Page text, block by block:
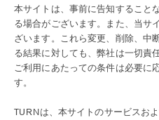
本サイトは、事前に告知すること
る場合がございます。また、当サ
ざいます。これら変更、削除、中
る結果に対しても、弊社は一切責
ご利用にあたっての条件は必要に
す。
TURNは、本サイトのサービスお